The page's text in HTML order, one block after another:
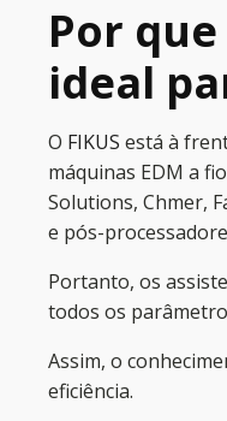
Por
ideal
O FIKUS está à
máquinas EDM a
Solutions, Chmer,
e pós-
Portanto, os
todos os
Assim, o
eficiência.